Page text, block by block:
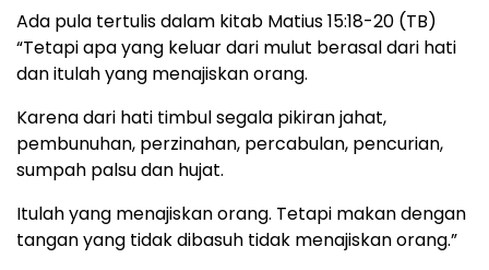
Ada pula tertulis dalam kitab Matius 15:18-20 (TB)
“Tetapi apa yang keluar dari mulut berasal dari hati
dan itulah yang menajiskan orang.
Karena dari hati timbul segala pikiran jahat,
pembunuhan, perzinahan, percabulan, pencurian,
sumpah palsu dan hujat.
Itulah yang menajiskan orang. Tetapi makan dengan
tangan yang tidak dibasuh tidak menajiskan orang.”